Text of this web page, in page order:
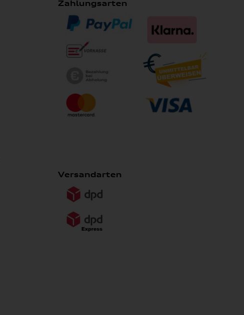
Zahlungsarten
Versandarten